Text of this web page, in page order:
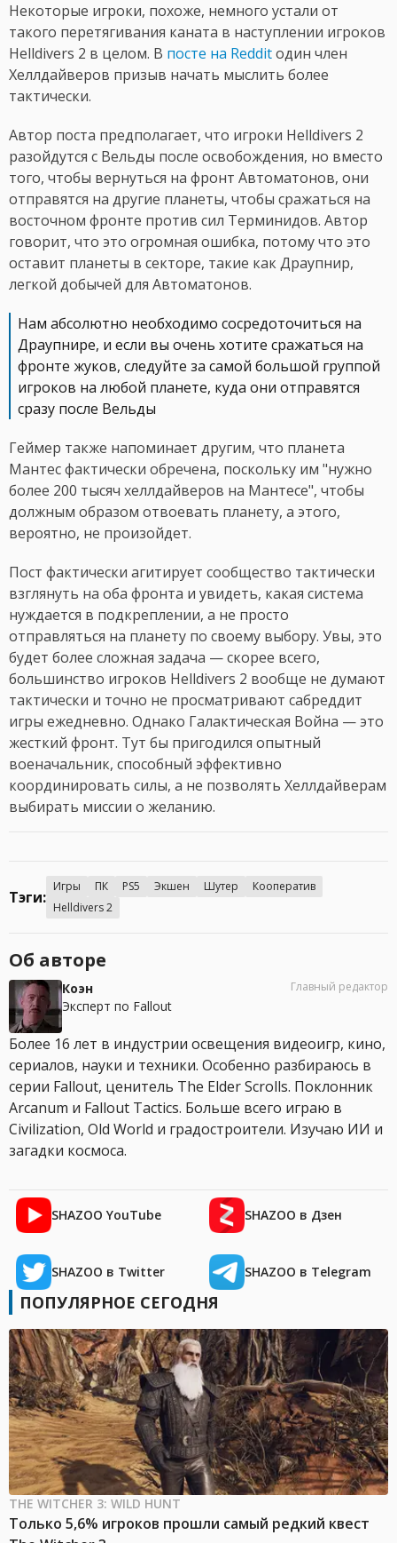
Некоторые игроки, похоже, немного устали от
такого перетягивания каната в наступлении игроков
Helldivers 2 в целом. В посте на Redditодин член
Хеллдайверов призыв начать мыслить более
тактически.
Автор поста предполагает, что игроки Helldivers 2
разойдутся с Вельды после освобождения, но вместо
того, чтобы вернуться на фронт Автоматонов, они
отправятся на другие планеты, чтобы сражаться на
восточном фронте против сил Терминидов. Автор
говорит, что это огромная ошибка, потому что это
оставит планеты в секторе, такие как Драупнир,
легкой добычей для Автоматонов.
Нам абсолютно необходимо сосредоточиться на
Драупнире, и если вы очень хотите сражаться на
фронте жуков, следуйте за самой большой группой
игроков на любой планете, куда они отправятся
сразу после Вельды
Геймер также напоминает другим, что планета
Мантес фактически обречена, поскольку им "нужно
более 200 тысяч хеллдайверов на Мантесе", чтобы
должным образом отвоевать планету, а этого,
вероятно, не произойдет.
Пост фактически агитирует сообщество тактически
взглянуть на оба фронта и увидеть, какая система
нуждается в подкреплении, а не просто
отправляться на планету по своему выбору. Увы, это
будет более сложная задача — скорее всего,
большинство игроков Helldivers 2 вообще не думают
тактически и точно не просматривают сабреддит
игры ежедневно. Однако Галактическая Война — это
жесткий фронт. Тут бы пригодился опытный
военачальник, способный эффективно
координировать силы, а не позволять Хеллдайверам
выбирать миссии о желанию.
Тэги:
Игры ПК PS5 Экшен Шутер
Кооператив
Helldivers 2
Об авторе
Коэн
Эксперт по Fallout
Главный редактор
Более 16 лет в индустрии освещения видеоигр, кино,
сериалов, науки и техники. Особенно разбираюсь в
серии Fallout, ценитель The Elder Scrolls. Поклонник
Arcanum и Fallout Tactics. Больше всего играю в
Civilization, Old World и градостроители. Изучаю ИИ и
загадки космоса.
SHAZOO YouTube SHAZOO в Дзен
SHAZOO в Twitter SHAZOO в Telegram
ПОПУЛЯРНОЕ СЕГОДНЯ
THE WITCHER 3: WILD HUNT
Только 5,6% игроков прошли самый редкий квест